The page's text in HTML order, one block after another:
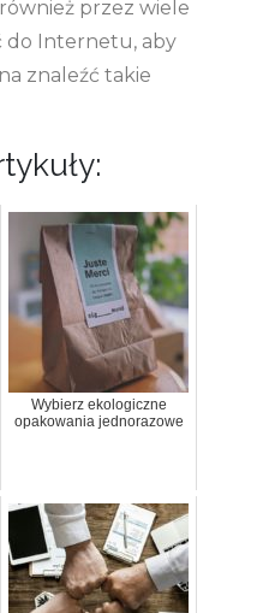
przez wiele
do Internetu, aby
znaleźć takie
Wybierz ekologiczne
opakowania jednorazowe